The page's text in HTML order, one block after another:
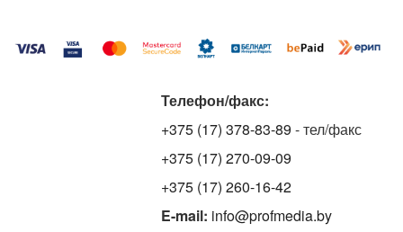
Телефон/факс:
+375 (17) 378-83-89 - тел/факс
+375 (17) 270-09-09
+375 (17) 260-16-42
E-mail: info@profmedia.by